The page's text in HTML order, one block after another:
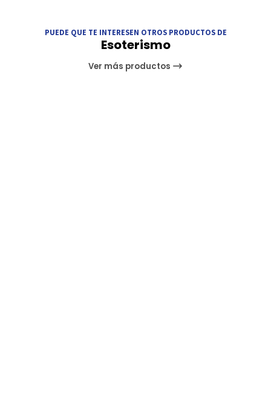
PUEDE QUE TE INTERESEN OTROS PRODUCTOS DE
Esoterismo
Ver más productos